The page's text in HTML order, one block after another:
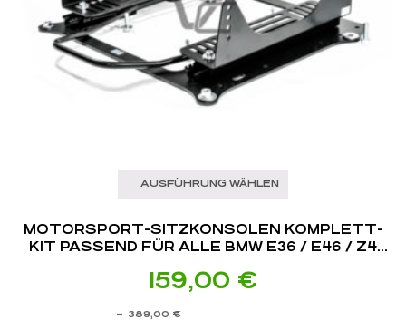
AUSFÜHRUNG WÄHLEN
MOTORSPORT-SITZKONSOLEN KOMPLETT-
KIT PASSEND FÜR ALLE BMW E36 / E46 / Z4
159,00 €
– 389,00 €